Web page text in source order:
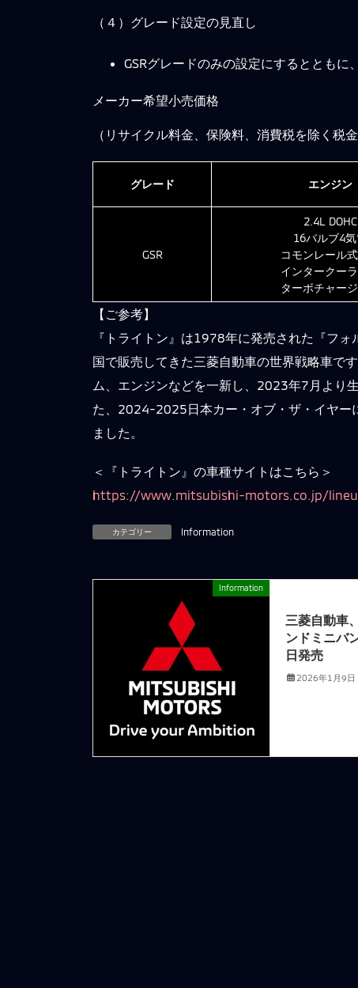
（４）グレード設定の見直し
GSRグレードのみの設定にするとともに
メーカー希望小売価格
（リサイクル料金、保険料、消費税を除く税
グレード エンジン
GSR
2.4L DOHC
16バルブ4
コモンレール
インタークー
ターボチャー
【ご参考】
『トライトン』は1978年に発売された『フ
国で販売してきた三菱自動車の世界戦略車で
ム、エンジンなどを一新し、2023年7月より
た、2024-2025日本カー・オブ・ザ・イヤー
ました。
＜『トライトン』の車種サイトはこちら＞
https://www.mitsubishi-motors.co.jp/
カテゴリー Information
Information
三菱自動車
ンドミニバ
日発売
2026年1月9日